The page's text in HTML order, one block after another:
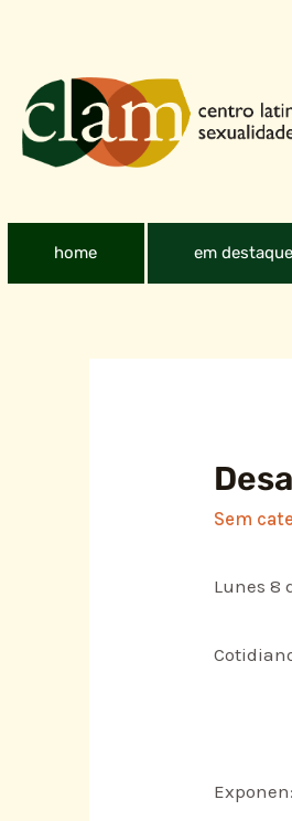
home em destaque
Sem
Lunes 8
Exponen: